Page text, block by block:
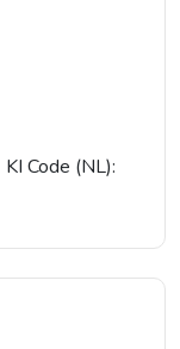
KI Code (NL):